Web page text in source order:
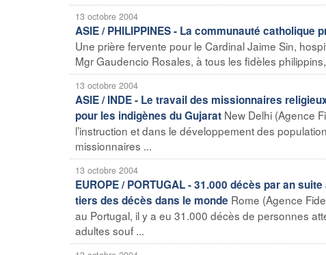
13 octobre 2004
ASIE / PHILIPPINES - La communauté catholique
Une prière fervente pour le Cardinal Jaime Sin,
Mgr Gaudencio Rosales, à tous les fidèles
13 octobre 2004
ASIE / INDE - Le travail des missionnaires
pour les indigènes du Gujarat New Delhi (Agence
l’instruction et dans le développement des
missionnaires ...
13 octobre 2004
EUROPE / PORTUGAL - 31.000 décès par an
tiers des décès dans le monde Rome (Agence
au Portugal, il y a eu 31.000 décès de personnes
adultes souf ...